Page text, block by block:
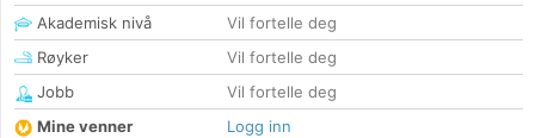
Akademisk nivå
Vil fortelle deg
Røyker
Vil fortelle deg
Jobb
Vil fortelle deg
Mine venner
Logg inn